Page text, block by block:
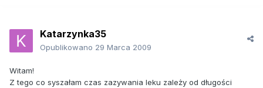
Katarzynka35
Opublikowano 29 Marca 2009
Witam!
Z tego co syszałam czas zazywania leku zależy od długości